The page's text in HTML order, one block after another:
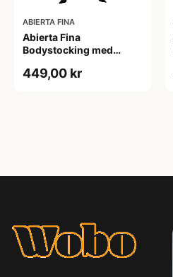
ABIERTA FINA
Abierta Fina
Bodystocking med
449,00 kr